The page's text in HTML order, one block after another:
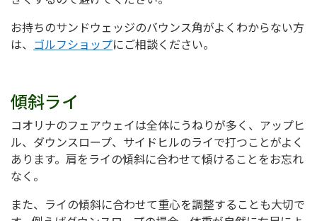
お持ちのサンドウェッジのバウンス角がよくわからない方
は、
ゴルフショップにご相談ください。
傾斜ライ
コオリナのフェアウェイは全体にうねりが多く、アップヒ
ル、ダウンスロープ、サイドヒルのライで打つことがよく
あります。肩をライの傾斜に合わせて傾けることをお忘れ
なく。
また、ライの傾斜に合わせて重心を調整することも大切で